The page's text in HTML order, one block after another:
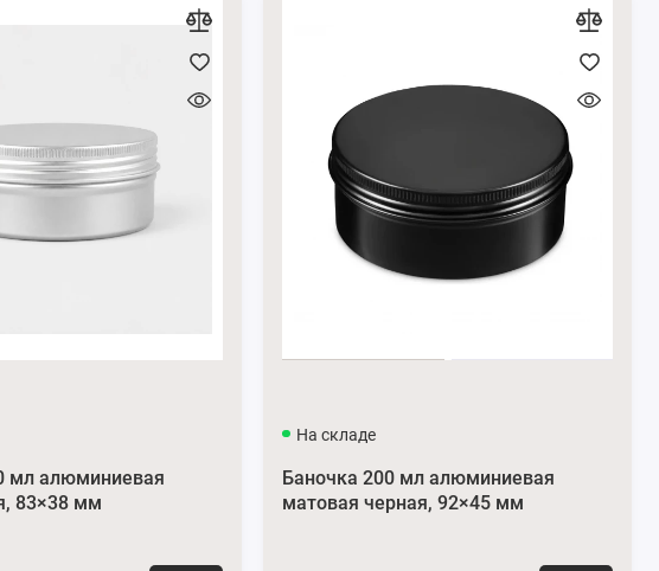
мл алюминиевая
83×38 мм
На складе
Баночка 200 мл алюминиевая
матовая черная, 92×45 мм